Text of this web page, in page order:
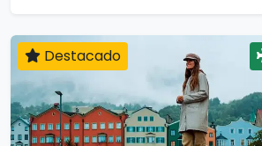
Destacado